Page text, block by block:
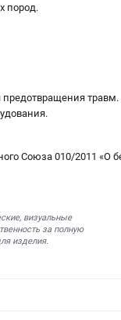
пород.
травм.
Союза 010/2011 «О
визуальные
за полную
изделия.